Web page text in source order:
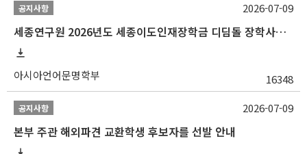
공지사항
세종연구원 2026년도 세종이도인재장학금 디딤돌 장학사업 학자금대출 관련분야(원금상환, 이자지원) 신청 사업 안내
아시아언어문명학부 16348
2026-07-09
공지사항
본부 주관 해외파견 교환학생 후보자를 선발 안내
2026-07-09